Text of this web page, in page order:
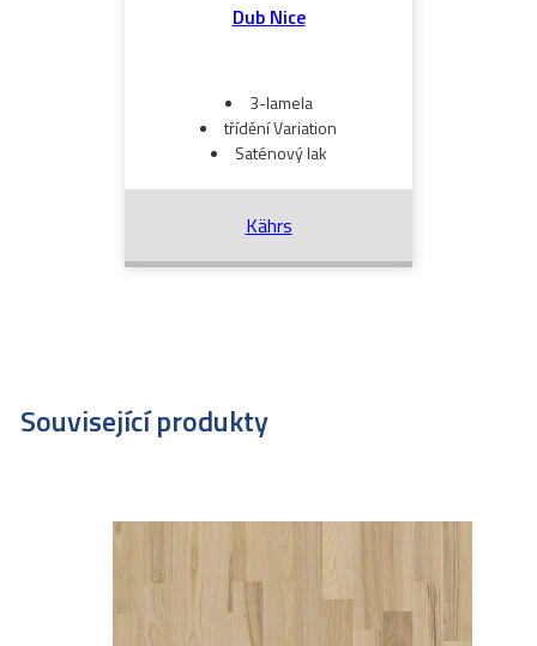
Dub Nice
3-lamela
třídění Variation
Saténový lak
Kährs
Související produkty